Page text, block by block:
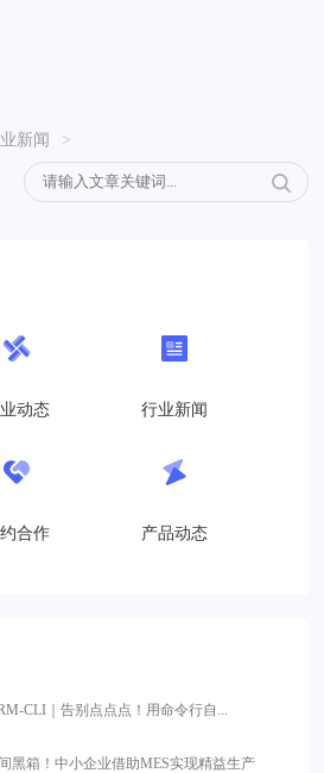
新闻 >
动态 行业新闻
合作 产品动态
CLI｜告别点点点！用命令行自...
黑箱！中小企业借助MES实现精益生产